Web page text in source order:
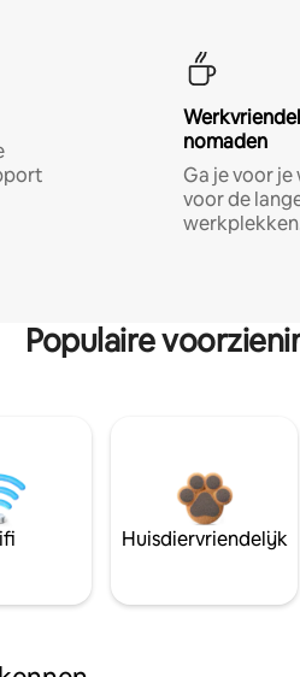
nomaden
Ga je voor
voor de
Populaire
Huisdiervriendelijk